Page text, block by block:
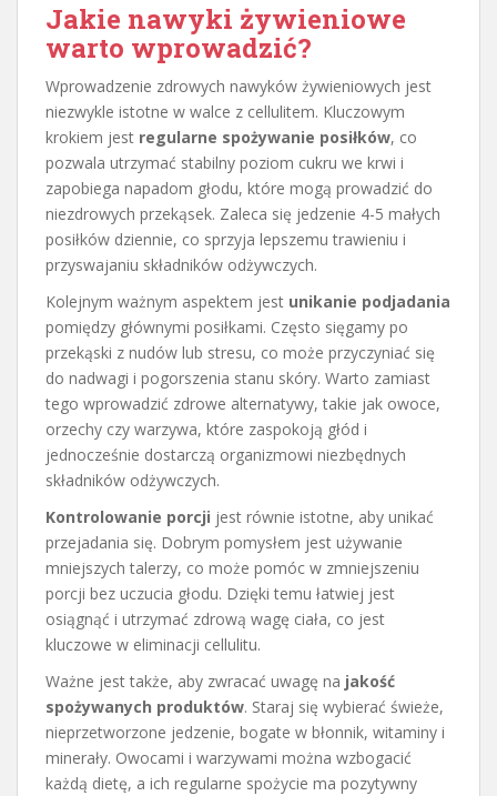
Jakie nawyki żywieniowe
warto wprowadzić?
Wprowadzenie zdrowych nawyków żywieniowych jest
niezwykle istotne w walce z cellulitem. Kluczowym
krokiem jest regularne spożywanie posiłków, co
pozwala utrzymać stabilny poziom cukru we krwi i
zapobiega napadom głodu, które mogą prowadzić do
niezdrowych przekąsek. Zaleca się jedzenie 4-5 małych
posiłków dziennie, co sprzyja lepszemu trawieniu i
przyswajaniu składników odżywczych.
Kolejnym ważnym aspektem jest unikanie podjadania
pomiędzy głównymi posiłkami. Często sięgamy po
przekąski z nudów lub stresu, co może przyczyniać się
do nadwagi i pogorszenia stanu skóry. Warto zamiast
tego wprowadzić zdrowe alternatywy, takie jak owoce,
orzechy czy warzywa, które zaspokoją głód i
jednocześnie dostarczą organizmowi niezbędnych
składników odżywczych.
Kontrolowanie porcji jest równie istotne, aby unikać
przejadania się. Dobrym pomysłem jest używanie
mniejszych talerzy, co może pomóc w zmniejszeniu
porcji bez uczucia głodu. Dzięki temu łatwiej jest
osiągnąć i utrzymać zdrową wagę ciała, co jest
kluczowe w eliminacji cellulitu.
Ważne jest także, aby zwracać uwagę na jakość
spożywanych produktów. Staraj się wybierać świeże,
nieprzetworzone jedzenie, bogate w błonnik, witaminy i
minerały. Owocami i warzywami można wzbogacić
każdą dietę, a ich regularne spożycie ma pozytywny